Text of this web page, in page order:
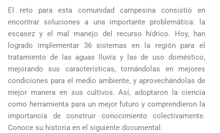
El reto para esta comunidad campesina consistió en
encontrar soluciones a una importante problemática: la
escasez y el mal manejo del recurso hídrico. Hoy, han
logrado implementar 36 sistemas en la región para el
tratamiento de las aguas lluvia y las de uso doméstico,
mejorando sus características, tornándolas en mejores
condiciones para el medio ambiente, y aprovechándolas de
mejor manera en sus cultivos. Así, adoptaron la ciencia
como herramienta para un mejor futuro y comprendieron la
importancia de construir conocimiento colectivamente.
Conoce su historia en el siguiente documental: